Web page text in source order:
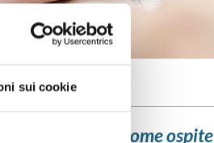
sui cookie
al corso come ospite